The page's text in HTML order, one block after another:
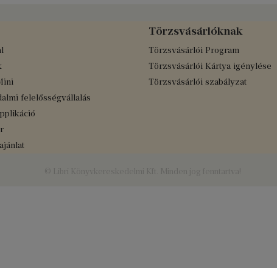
felelősségvállalás
Törzsvásárlóknak
Törzsvásárlói Program
Törzsvásárlói Kártya igénylése
Törzsvásárlói szabályzat